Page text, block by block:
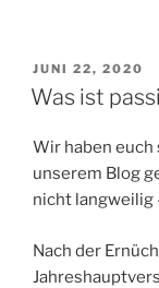
AM
JUNI 22, 2020
Was ist
Wir haben euch
unserem Blog
nicht langweilig
Nach der